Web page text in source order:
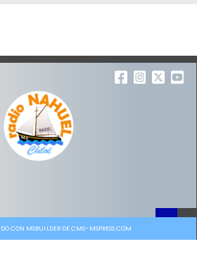
CON MSBUILDER DE CMS-MSPRESS.COM